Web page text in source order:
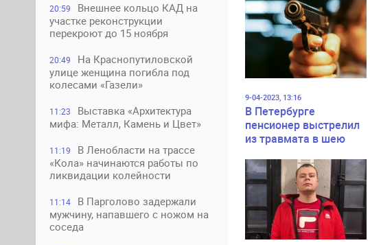
20:59
Внешнее кольцо КАД на
участке реконструкции
перекроют до 15 ноября
20:49
На Краснопутиловской
улице женщина погибла под
колесами «Газели»
11:23
Выставка «Архитектура
мифа: Металл, Камень и Цвет»
11:19
В Ленобласти на трассе
«Кола» начинаются работы по
ликвидации колейности
11:14
В Парголово задержали
мужчину, напавшего с ножом на
соседа
9-04-2023, 13:16
В Петербурге
пенсионер выстрелил
из травмата в шею
оппоненту